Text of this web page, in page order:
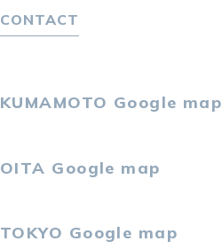
KUMAMOTO Google map
OITA Google map
TOKYO Google map
CONTACT